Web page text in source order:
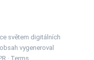
světem digitálních
vygeneroval
· Terms